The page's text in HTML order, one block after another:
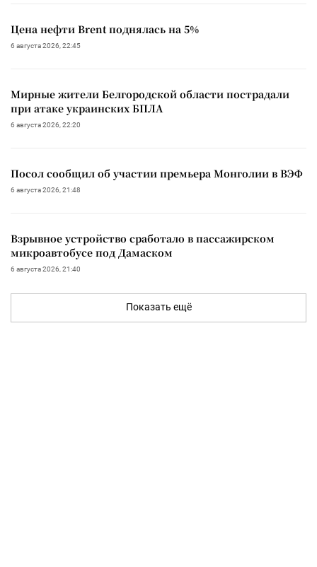
Цена нефти Brent поднялась на 5%
6 августа 2026, 22:45
Мирные жители Белгородской области пострадали
при атаке украинских БПЛА
6 августа 2026, 22:20
Посол сообщил об участии премьера Монголии в ВЭФ
6 августа 2026, 21:48
Взрывное устройство сработало в пассажирском
микроавтобусе под Дамаском
6 августа 2026, 21:40
Показать ещё